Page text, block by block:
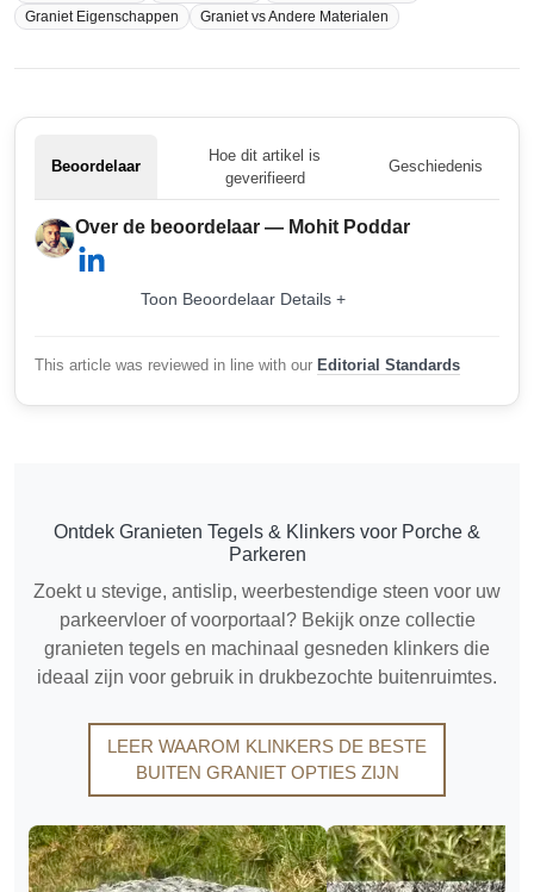
Graniet Eigenschappen
Graniet vs Andere Materialen
Beoordelaar
Hoe dit artikel is
geverifieerd
Geschiedenis
Over de beoordelaar — Mohit Poddar
Toon Beoordelaar Details +
This article was reviewed in line with our Editorial Standards
Ontdek Granieten Tegels & Klinkers voor Porche &
Parkeren
Zoekt u stevige, antislip, weerbestendige steen voor uw
parkeervloer of voorportaal? Bekijk onze collectie
granieten tegels en machinaal gesneden klinkers die
ideaal zijn voor gebruik in drukbezochte buitenruimtes.
LEER WAAROM KLINKERS DE BESTE
BUITEN GRANIET OPTIES ZIJN